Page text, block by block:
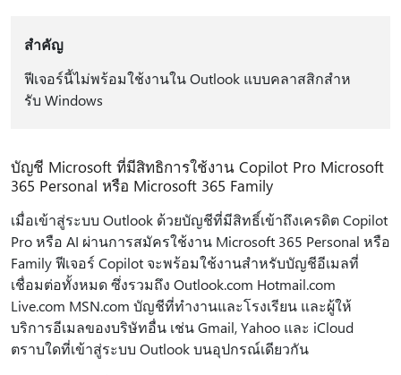
สำคัญ
ฟีเจอร์นี้ไม่พร้อมใช้งานใน Outlook แบบคลาสสิกสําห
รับ Windows
บัญชี Microsoft ที่มีสิทธิการใช้งาน Copilot Pro Microsoft
365 Personal หรือ Microsoft 365 Family
เมื่อเข้าสู่ระบบ Outlook ด้วยบัญชีที่มีสิทธิ์เข้าถึงเครดิต Copilot
Pro หรือ AI ผ่านการสมัครใช้งาน Microsoft 365 Personal หรือ
Family ฟีเจอร์ Copilot จะพร้อมใช้งานสําหรับบัญชีอีเมลที่
เชื่อมต่อทั้งหมด ซึ่งรวมถึง Outlook.com Hotmail.com
Live.com MSN.com บัญชีที่ทํางานและโรงเรียน และผู้ให้
บริการอีเมลของบริษัทอื่น เช่น Gmail, Yahoo และ iCloud
ตราบใดที่เข้าสู่ระบบ Outlook บนอุปกรณ์เดียวกัน